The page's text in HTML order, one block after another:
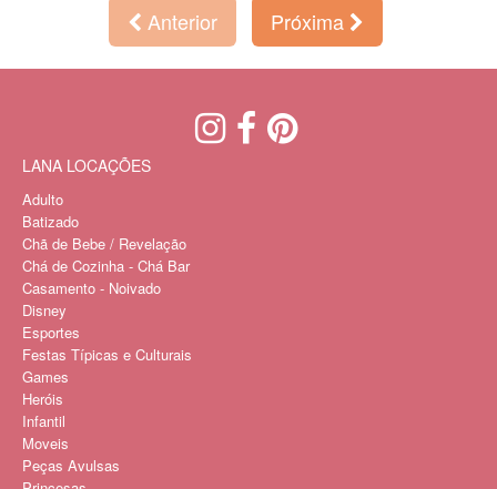
Anterior Próxima
LANA LOCAÇÕES
Adulto
Batizado
Chã de Bebe / Revelação
Chá de Cozinha - Chá Bar
Casamento - Noivado
Disney
Esportes
Festas Típicas e Culturais
Games
Heróis
Infantil
Moveis
Peças Avulsas